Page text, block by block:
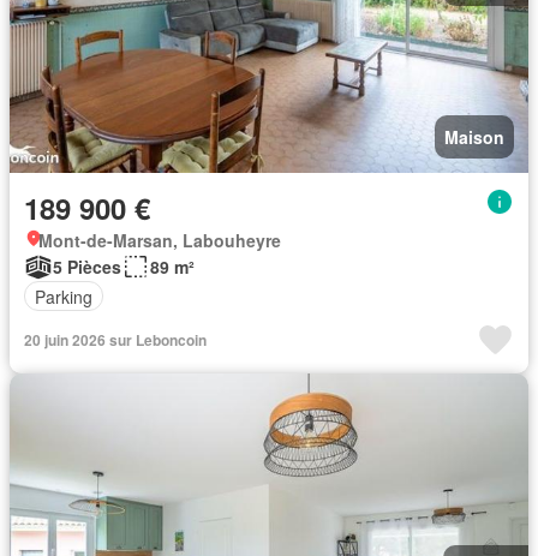
Maison
189 900 €
Mont-de-Marsan, Labouheyre
5 Pièces
89 m²
Parking
20 juin 2026 sur Leboncoin